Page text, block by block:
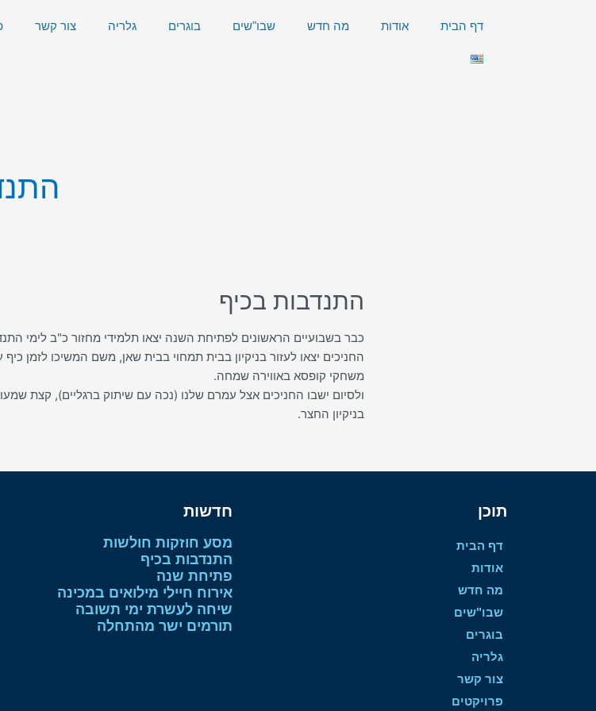
דף הבית אודות מה חדש שבו"שים בוגרים גלריה צור קשר
התנדבות בכיף
כבר בשבועיים הראשונים לפתיחת השנה יצאו תלמידי מחזור כ"ב לימי
החניכים יצאו לעזור בניקיון בבית תמחוי בבית שאן, משם המשיכו לזמן
משחקי קופסא באווירה שמחה.
ולסיום ישבו החניכים אצל עמרם שלנו (נכה עם שיתוק ברגליים), קצת שמעו
בניקיון החצר.
תוכן
דף הבית
אודות
מה חדש
שבו"שים
בוגרים
גלריה
צור קשר
פרויקטים
חדשות
מסע חוזקות חולשות
התנדבות בכיף
פתיחת שנה
אירוח חיילי מילואים במכינה
שיחה לעשרת ימי תשובה
תורמים ישר מהתחלה